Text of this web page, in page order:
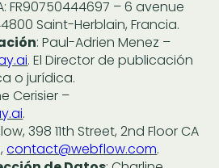
FR90750444697 – 6 avenue
Saint-Herblain, Francia.
: Paul-Adrien Menez –
. El Director de publicación
o jurídica.
Cerisier –
.
398 11th Street, 2nd Floor CA
contact@webflow.com.